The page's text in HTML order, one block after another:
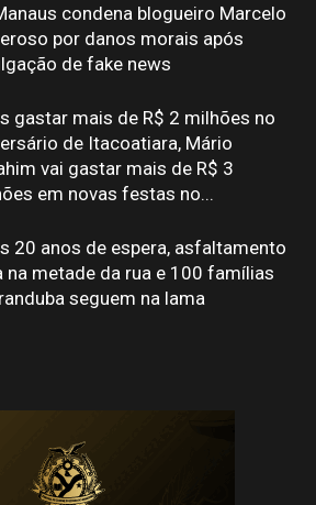
condena blogueiro Marcelo
por danos morais após
de fake news
gastar mais de R$ 2 milhões no
de Itacoatiara, Mário
vai gastar mais de R$ 3
em novas festas no...
20 anos de espera, asfaltamento
na metade da rua e 100 famílias
seguem na lama